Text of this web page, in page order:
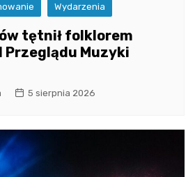
Wydarzenia
tętnił folklorem
Przeglądu Muzyki
5 sierpnia 2026